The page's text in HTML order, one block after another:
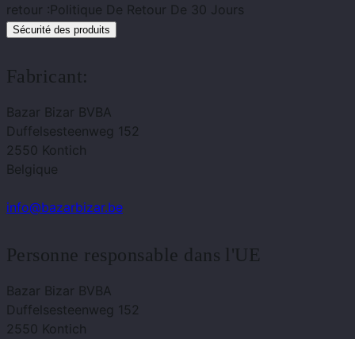
retour :Politique De Retour De 30 Jours
Sécurité des produits
Fabricant:
Bazar Bizar BVBA
Duffelsesteenweg 152
2550 Kontich
Belgique
info@bazarbizar.be
Personne responsable dans l'UE
Bazar Bizar BVBA
Duffelsesteenweg 152
2550 Kontich